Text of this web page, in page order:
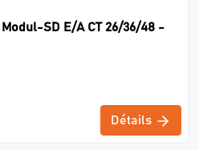
SD E/A CT 26/36/48 -
Détails